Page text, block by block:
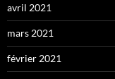
avril 2021
mars 2021
février 2021